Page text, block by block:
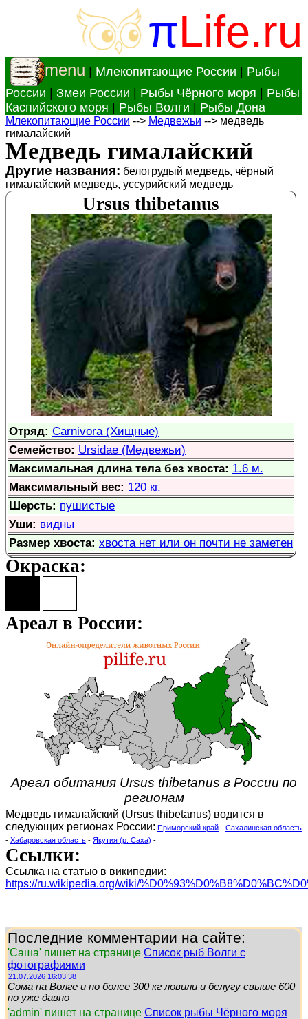
πLife.ru
menu Млекопитающие России
Рыбы
России
Змеи России Рыбы Чёрного моря
Рыбы
Каспийского моря
Рыбы Волги Рыбы Дона
Млекопитающие России --> Медвежьи --> медведь
гималайский
Медведь гималайский
Другие названия: белогрудый медведь, чёрный
гималайский медведь, уссурийский медведь
Ursus thibetanus
Отряд: Carnivora (Хищные)
Семейство: Ursidae (Медвежьи)
Максимальная длина тела без хвоста: 1.6 м.
Максимальный вес: 120 кг.
Шерсть: пушистые
Уши: видны
Размер хвоста: хвоста нет или он почти не заметен
Окраска:
Ареал в России:
Ареал обитания Ursus thibetanus в России по
регионам
Медведь гималайский (Ursus thibetanus) водится в
следующих регионах России: Приморский край - Сахалинская область
- Хабаровская область - Якутия (р. Саха) -
Ссылки:
Ссылка на статью в википедии:
https://ru.wikipedia.org/wiki/
Последние комментарии на сайте:
'Саша' пишет на странице Список рыб Волги с
фотографиями
21.07.2026 16:03:38
Сома на Волге и по более 300 кг ловили и белугу свыше 600
но уже давно
'admin' пишет на странице Список рыбы Чёрного моря